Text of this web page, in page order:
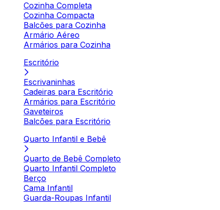
Cozinha Completa
Cozinha Compacta
Balcões para Cozinha
Armário Aéreo
Armários para Cozinha
Escritório
Escrivaninhas
Cadeiras para Escritório
Armários para Escritório
Gaveteiros
Balcões para Escritório
Quarto Infantil e Bebê
Quarto de Bebê Completo
Quarto Infantil Completo
Berço
Cama Infantil
Guarda-Roupas Infantil